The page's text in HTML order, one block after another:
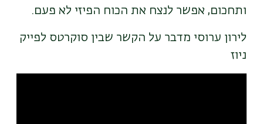
ותחכום, אפשר לנצח את הכוח הפיזי לא פעם.
לירון ערוסי מדבר על הקשר שבין סוקרטס לפייק
ניוז